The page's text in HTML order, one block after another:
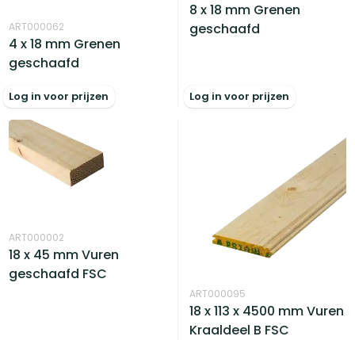
ART000062
4 x 18 mm Grenen
geschaafd
Log in voor prijzen
8 x 18 mm Grenen
geschaafd
Log in voor prijzen
ART000002
18 x 45 mm Vuren
geschaafd FSC
ART000095
18 x 113 x 4500 mm Vuren
Kraaldeel B FSC